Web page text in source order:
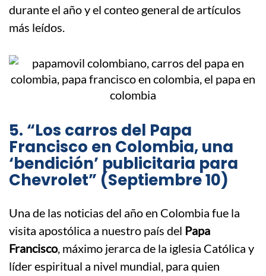
durante el año y el conteo general de artículos
más leídos.
5. “Los carros del Papa
Francisco en Colombia, una
‘bendición’ publicitaria para
Chevrolet” (Septiembre 10)
Una de las noticias del año en Colombia fue la
visita apostólica a nuestro país del Papa
Francisco, máximo jerarca de la iglesia Católica y
líder espiritual a nivel mundial, para quien